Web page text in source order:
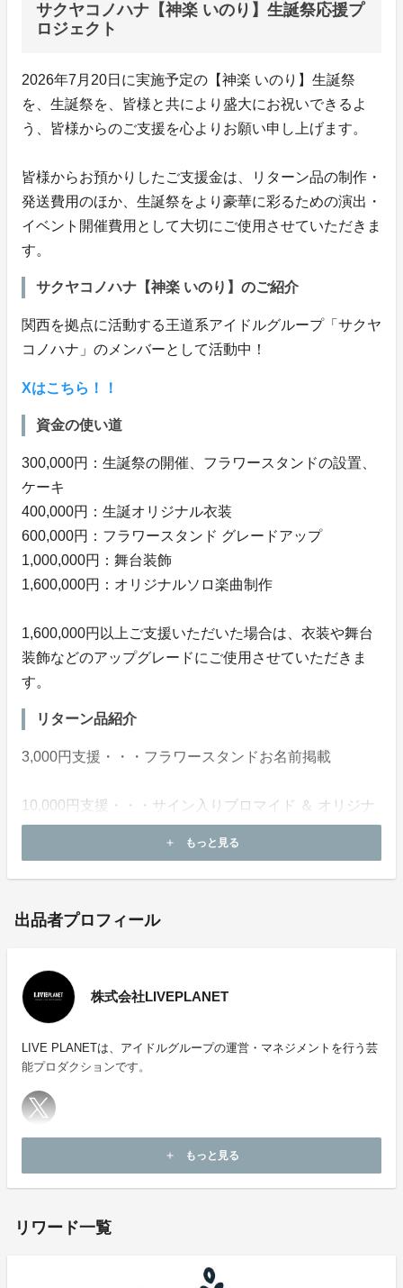
サクヤコノハナ【神楽 いのり】生誕祭応援プ
ロジェクト
2026年7月20日に実施予定の【神楽 いのり】生誕祭
を、生誕祭を、皆様と共により盛大にお祝いできるよ
う、皆様からのご支援を心よりお願い申し上げます。
皆様からお預かりしたご支援金は、リターン品の制作・
発送費用のほか、生誕祭をより豪華に彩るための演出・
イベント開催費用として大切にご使用させていただきま
す。
サクヤコノハナ【神楽 いのり】のご紹介
関西を拠点に活動する王道系アイドルグループ「サクヤ
コノハナ」のメンバーとして活動中！
Xはこちら！！
資金の使い道
300,000円：生誕祭の開催、フラワースタンドの設置、
ケーキ
400,000円：生誕オリジナル衣装
600,000円：フラワースタンド グレードアップ
1,000,000円：舞台装飾
1,600,000円：オリジナルソロ楽曲制作
1,600,000円以上ご支援いただいた場合は、衣装や舞台
装飾などのアップグレードにご使用させていただきま
す。
リターン品紹介
3,000円支援・・・フラワースタンドお名前掲載
10,000円支援・・・サイン入りブロマイド ＆ オリジナ
ルアクリルキーホルダー
＋フラワースタンドお名前掲載＋サイン入りブロマイド
100,000円支援・・・オフイベ参加権
＋フラワースタンドお名前掲載＋サイン入りブロマイド
＆ オリジナルアクリルキーホルダー
300,000円支援・・・単独スタンドフラワー
＋フラワースタンドお名前掲載＋サイン入りブロマイド
フラワースタンドお名前掲載＋サイン入りブロマイド
add もっと見る
出品者プロフィール
株式会社LIVEPLANET
LIVE PLANETは、アイドルグループの運営・マネジメントを行う芸
能プロダクションです。
add もっと見る
リワード一覧